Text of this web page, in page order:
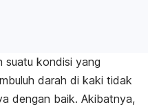
suatu kondisi yang
darah di kaki tidak
dengan baik. Akibatnya,